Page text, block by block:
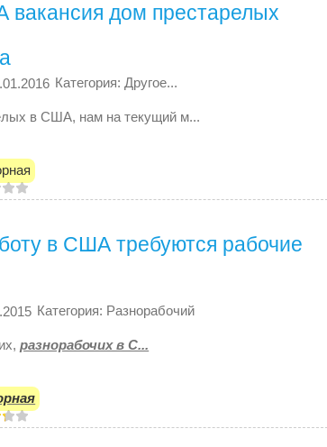
дом престарелых
Категория: Другое...
в США, нам на текущий м...
в США требуются рабочие
Категория: Разнорабочий
разнорабочих в С...